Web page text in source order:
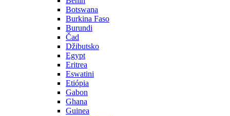
Botswana
Burkina Faso
Burundi
Čad
Džibutsko
Egypt
Eritrea
Eswatini
Etiópia
Gabon
Ghana
Guinea